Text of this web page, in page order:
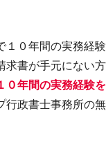
１０年間の実務経
求書が手元にない
０年間の実務経験
行政書士事務所の